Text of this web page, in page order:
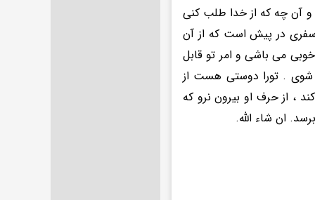
آن چه که از خدا طلب کنی
سفری در پیش است که از آن
می باشی و امر تو قابل
شوی . تورا دوستی هست از
، از حرف او بیرون نرو که
ان شاء الله.